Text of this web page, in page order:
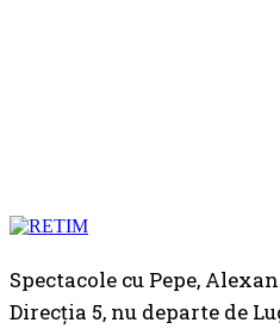
Spectacole cu Pepe,
Direcția 5, nu departe de